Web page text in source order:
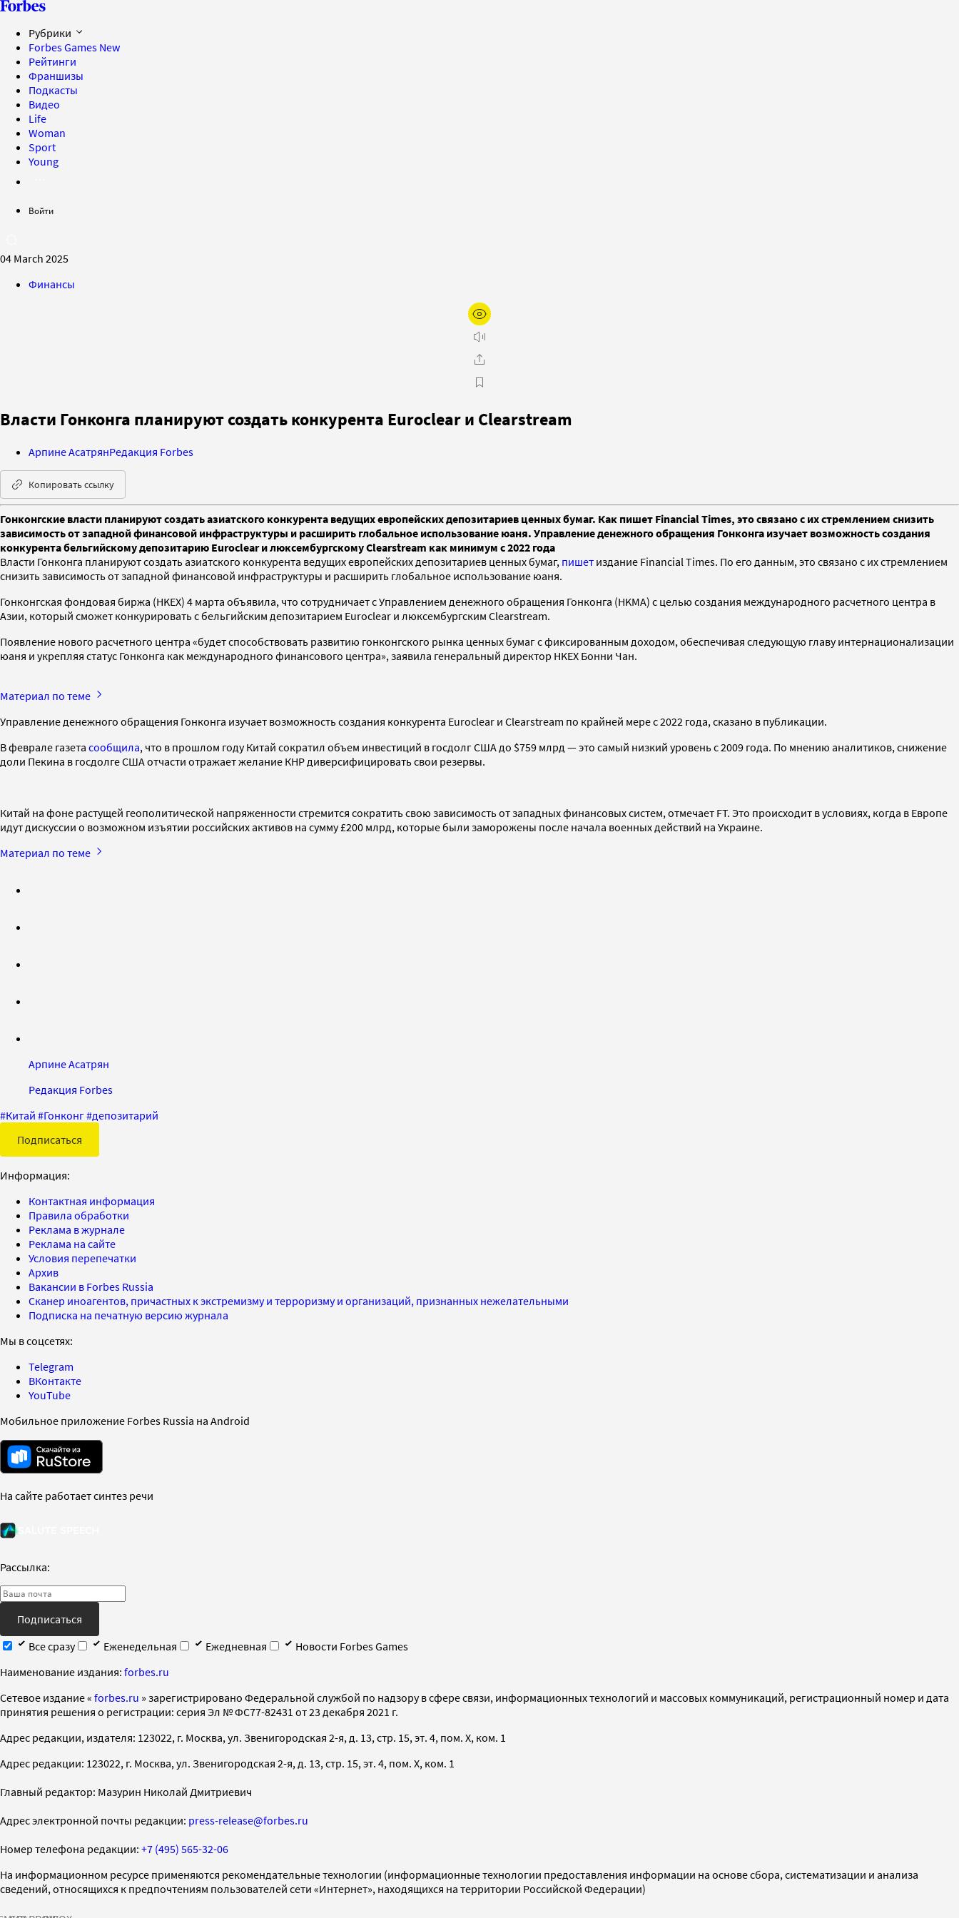
Рубрики
Forbes Games New
Рейтинги
Франшизы
Подкасты
Видео
Life
Woman
Sport
Young
Войти
04 March 2025
Финансы
Власти Гонконга планируют создать конкурента Euroclear и Clearstream
Арпине АсатрянРедакция Forbes
Копировать ссылку
Гонконгские власти планируют создать азиатского конкурента ведущих европейских депозитариев ценных бумаг. Как пишет Financial Times, это связано с их стремлением снизить
зависимость от западной финансовой инфраструктуры и расширить глобальное использование юаня. Управление денежного обращения Гонконга изучает возможность создания
конкурента бельгийскому депозитарию Euroclear и люксембургскому Clearstream как минимум с 2022 года
Власти Гонконга планируют создать азиатского конкурента ведущих европейских депозитариев ценных бумаг, пишет издание Financial Times. По его данным, это связано с их стремлением
снизить зависимость от западной финансовой инфраструктуры и расширить глобальное использование юаня.
Гонконгская фондовая биржа (HKEX) 4 марта объявила, что сотрудничает с Управлением денежного обращения Гонконга (HKMA) с целью создания международного расчетного центра в
Азии, который сможет конкурировать с бельгийским депозитарием Euroclear и люксембургским Clearstream.
Появление нового расчетного центра «будет способствовать развитию гонконгского рынка ценных бумаг с фиксированным доходом, обеспечивая следующую главу интернационализации
юаня и укрепляя статус Гонконга как международного финансового центра», заявила генеральный директор HKEX Бонни Чан.
Материал по теме
Управление денежного обращения Гонконга изучает возможность создания конкурента Euroclear и Clearstream по крайней мере с 2022 года, сказано в публикации.
В феврале газета сообщила, что в прошлом году Китай сократил объем инвестиций в госдолг США до $759 млрд — это самый низкий уровень с 2009 года. По мнению аналитиков, снижение
доли Пекина в госдолге США отчасти отражает желание КНР диверсифицировать свои резервы.
Китай на фоне растущей геополитической напряженности стремится сократить свою зависимость от западных финансовых систем, отмечает FT. Это происходит в условиях, когда в Европе
идут дискуссии о возможном изъятии российских активов на сумму £200 млрд, которые были заморожены после начала военных действий на Украине.
Материал по теме
Арпине Асатрян
Редакция Forbes
#Китай #Гонконг#депозитарий
Подписаться
Информация:
Контактная информация
Правила обработки
Реклама в журнале
Реклама на сайте
Условия перепечатки
Архив
Вакансии в Forbes Russia
Сканер иноагентов, причастных к экстремизму и терроризму и организаций, признанных нежелательными
Подписка на печатную версию журнала
Мы в соцсетях:
Telegram
ВКонтакте
YouTube
Мобильное приложение Forbes Russia на Android
На сайте работает синтез речи
Рассылка:
Подписаться
Все сразу
Еженедельная Ежедневная
Новости Forbes Games
Наименование издания: forbes.ru
Cетевое издание « forbes.ru » зарегистрировано Федеральной службой по надзору в сфере связи, информационных технологий и массовых коммуникаций, регистрационный номер и дата
принятия решения о регистрации: серия Эл № ФС77-82431 от 23 декабря 2021 г.
Адрес редакции, издателя: 123022, г. Москва, ул. Звенигородская 2-я, д. 13, стр. 15, эт. 4, пом. X, ком. 1
Адрес редакции: 123022, г. Москва, ул. Звенигородская 2-я, д. 13, стр. 15, эт. 4, пом. X, ком. 1
Главный редактор: Мазурин Николай Дмитриевич
Адрес электронной почты редакции: press-release@forbes.ru
Номер телефона редакции: +7 (495) 565-32-06
На информационном ресурсе применяются рекомендательные технологии (информационные технологии предоставления информации на основе сбора, систематизации и анализа
сведений, относящихся к предпочтениям пользователей сети «Интернет», находящихся на территории Российской Федерации)